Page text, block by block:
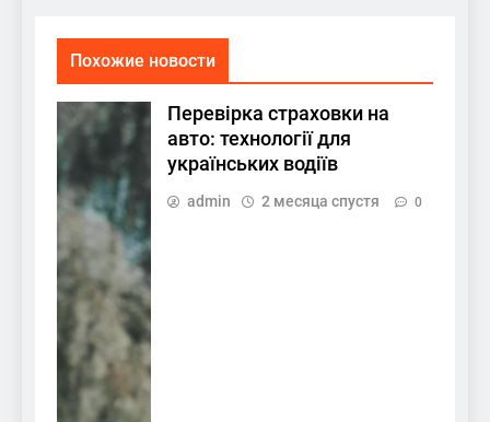
Похожие новости
Перевірка страховки на
авто: технології для
українських водіїв
admin 2 месяца спустя 0